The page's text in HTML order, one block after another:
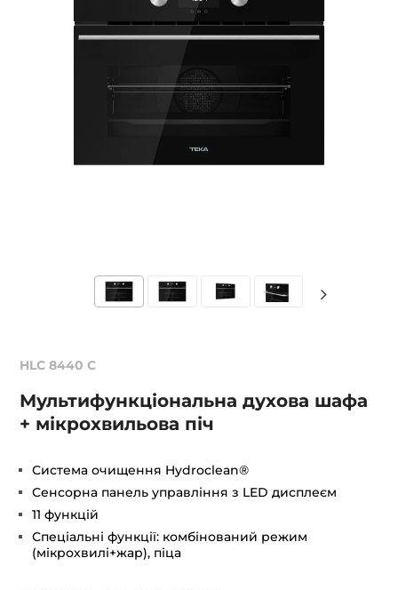
HLC 8440 C
Мультифункціональна духова шафа
+ мікрохвильова піч
Система очищення Hydroclean®
Сенсорна панель управління з LED дисплеєм
11 функцій
Спеціальні функції: комбінований режим
(мікрохвилі+жар), піца